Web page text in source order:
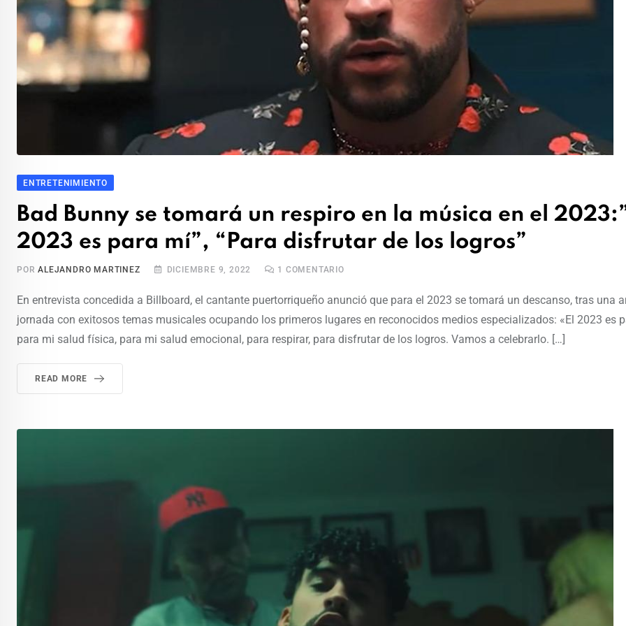
ENTRETENIMIENTO
Bad Bunny se tomará un respiro en la música en el
2023 es para mí”, “Para disfrutar de los logros”
PORALEJANDRO MARTINEZ DICIEMBRE 9, 2022 1 COMENTARIO
En entrevista concedida a Billboard, el cantante puertorriqueño anunció que para el 2023 se tomará un descanso, tras una
jornada con exitosos temas musicales ocupando los primeros lugares en reconocidos medios especializados: «El 2023 es
para mi salud física, para mi salud emocional, para respirar, para disfrutar de los logros. Vamos a celebrarlo. […]
READ MORE